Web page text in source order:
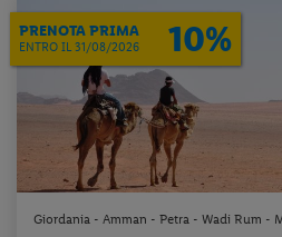
PRENOTA PRIMA
ENTRO IL 31/08/2026 10%
Giordania - Amman - Petra - Wadi Rum -